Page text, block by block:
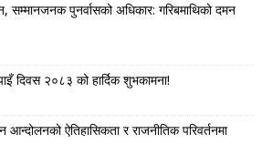
सम्मानजनक पुनर्वासको अधिकार: गरिबमाथिको दमन
दिवस २०८३ को हार्दिक शुभकामना!
ऐतिहासिकता र राजनीतिक परिवर्तनमा